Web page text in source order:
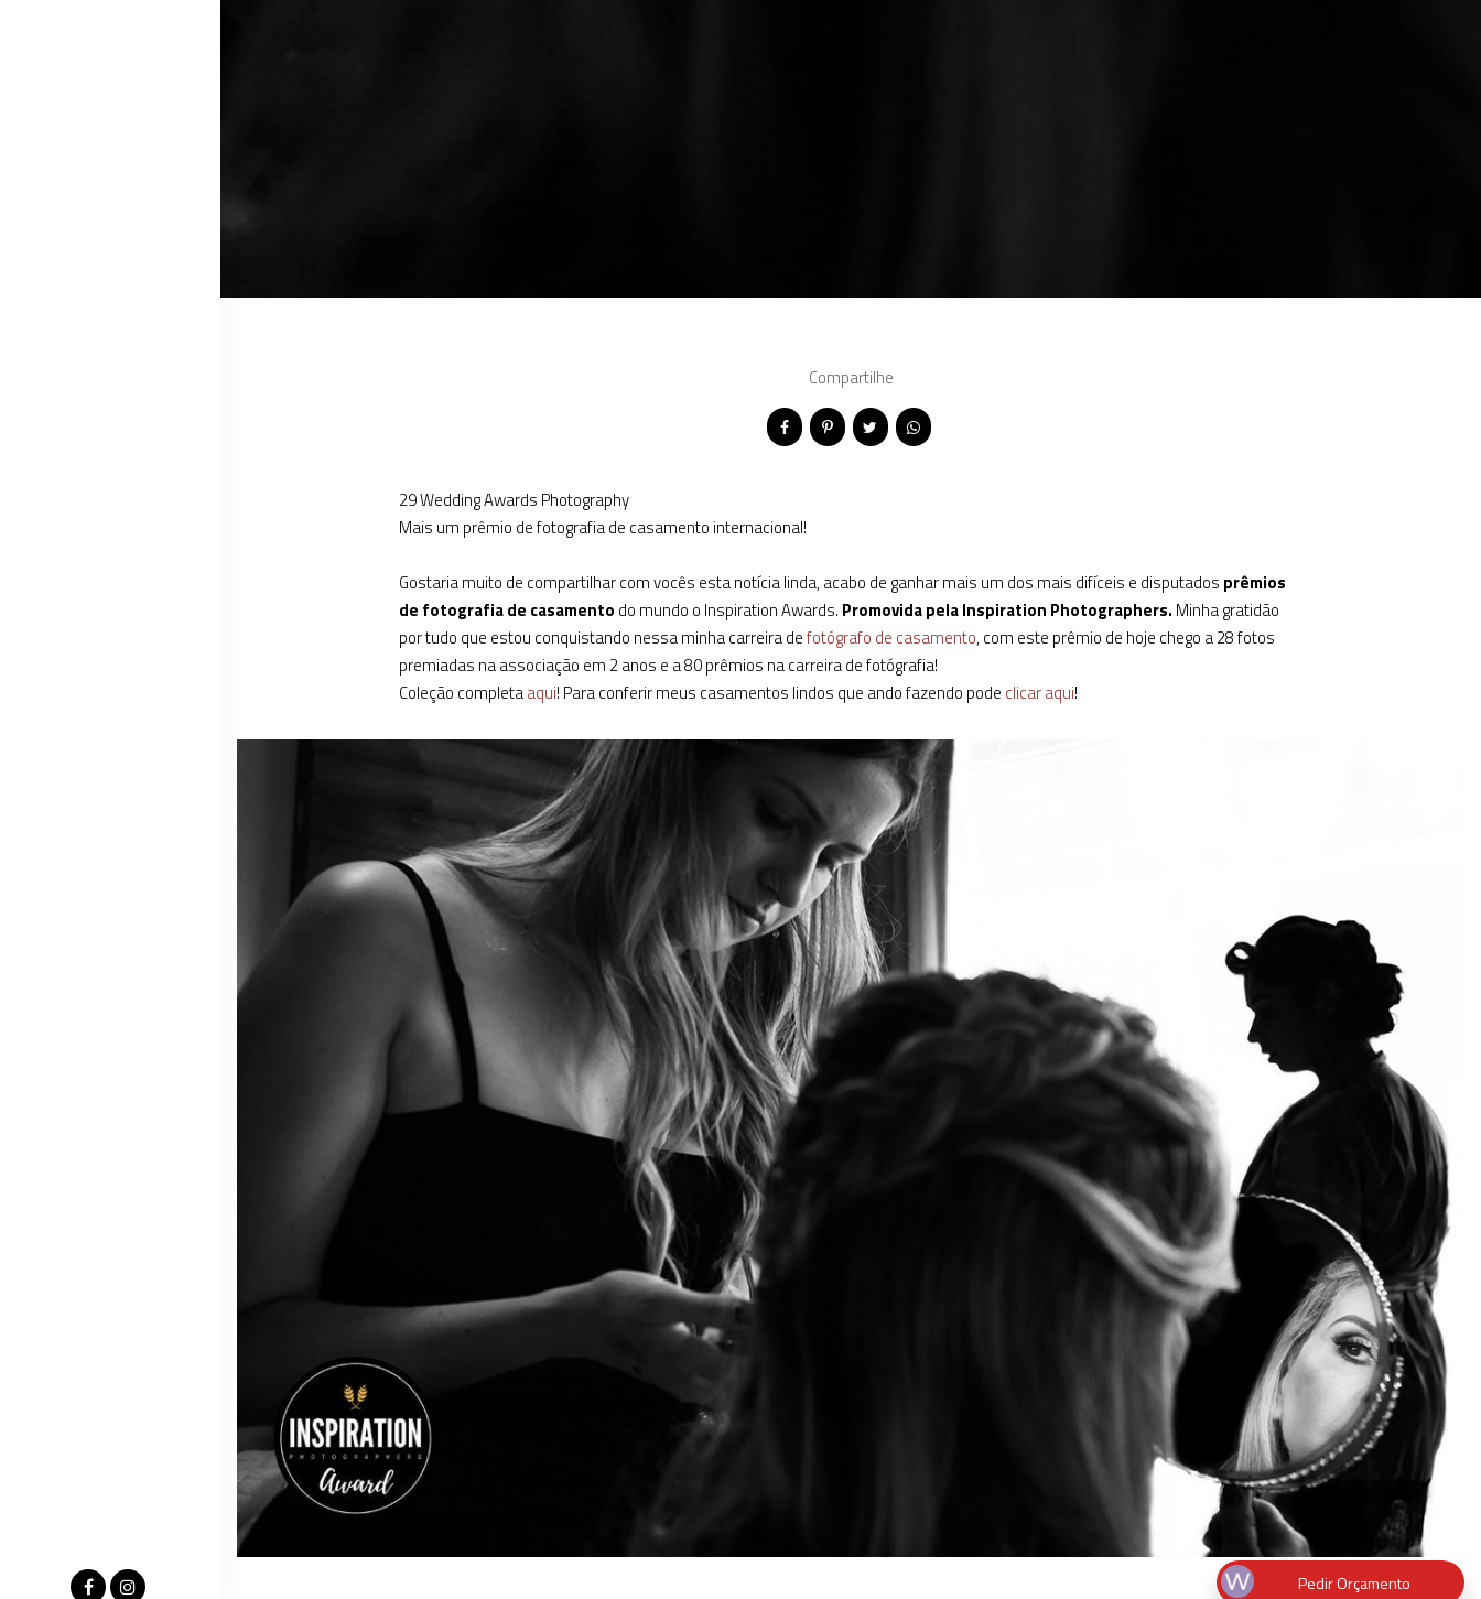
Compartilhe
29 Wedding Awards Photography
Mais um prêmio de fotografia de casamento internacional!
Gostaria muito de compartilhar com vocês esta notícia linda, acabo de ganhar mais um dos mais difíceis e disputados prêmios
de fotografia de casamento do mundo o Inspiration Awards. Promovida pela Inspiration Photographers. Minha gratidão
por tudo que estou conquistando nessa minha carreira defotógrafo de casamento, com este prêmio de hoje chego a 28 fotos
premiadas na associação em 2 anos e a 80 prêmios na carreira de fotógrafia!
Coleção completaaqui! Para conferir meus casamentos lindos que ando fazendo pode clicar aqui!
Pedir Orçamento